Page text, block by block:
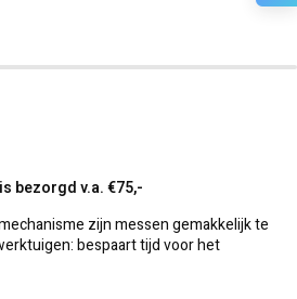
bezorgd v.a. €75,-
zijn messen gemakkelijk te
bespaart tijd voor het